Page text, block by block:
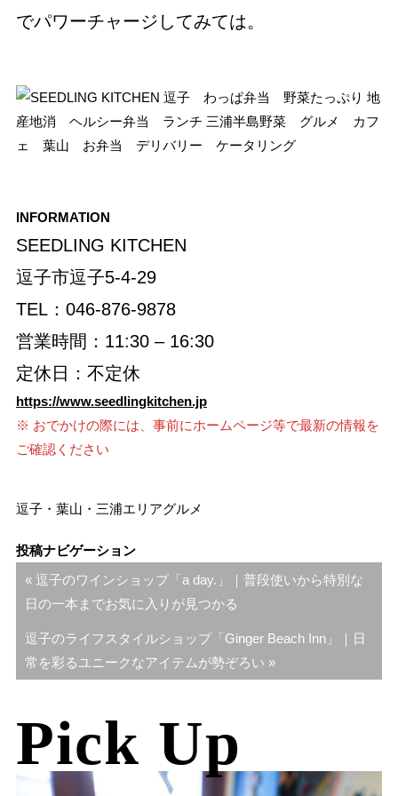
でパワーチャージしてみては。
INFORMATION
SEEDLING KITCHEN
逗子市逗子5-4-29
TEL：046-876-9878
営業時間：11:30 – 16:30
定休日：不定休
https://www.seedlingkitchen.jp
※ おでかけの際には、事前にホームページ等で最新の情報を
ご確認ください
逗子・葉山・三浦エリアグルメ
投稿ナビゲーション
« 逗子のワインショップ「a day.」｜普段使いから特別な
日の一本までお気に入りが見つかる
逗子のライフスタイルショップ「Ginger Beach Inn」｜日
常を彩るユニークなアイテムが勢ぞろい »
Pick Up